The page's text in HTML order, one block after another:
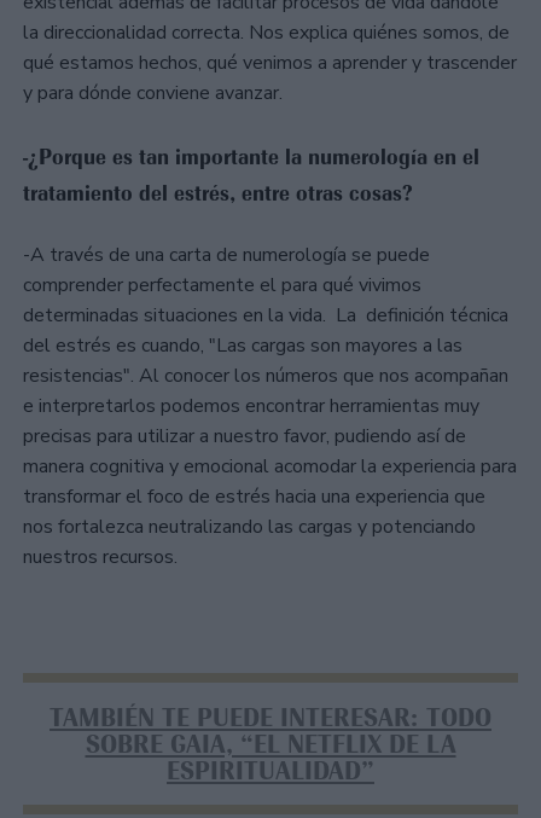
la direccionalidad correcta. Nos explica quiénes somos, de
qué estamos hechos, qué venimos a aprender y trascender
y para dónde conviene avanzar.
-¿Porque es tan importante la numerología en el
tratamiento del estrés, entre otras cosas?
-A través de una carta de numerología se puede
comprender perfectamente el para qué vivimos
determinadas situaciones en la vida. La definición técnica
del estrés es cuando, "Las cargas son mayores a las
resistencias". Al conocer los números que nos acompañan
e interpretarlos podemos encontrar herramientas muy
precisas para utilizar a nuestro favor, pudiendo así de
manera cognitiva y emocional acomodar la experiencia para
transformar el foco de estrés hacia una experiencia que
nos fortalezca neutralizando las cargas y potenciando
nuestros recursos.
TAMBIÉN TE PUEDE INTERESAR: TODO
SOBRE GAIA, “EL NETFLIX DE LA
ESPIRITUALIDAD”